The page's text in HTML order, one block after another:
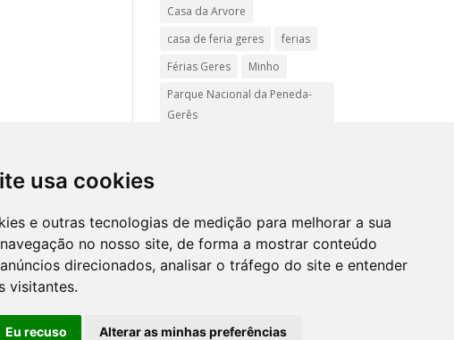
usa cookies
e outras tecnologias de medição para melhorar a sua
no nosso site, de forma a mostrar conteúdo
direcionados, analisar o tráfego do site e entender
visitantes.
Eu recuso Alterar as minhas preferências
Casa da Arvore
casa de feria geres
ferias
Férias Geres
Minho
Parque Nacional da Peneda-
Gerês
Turismo Rural Gerês
| Mapasite